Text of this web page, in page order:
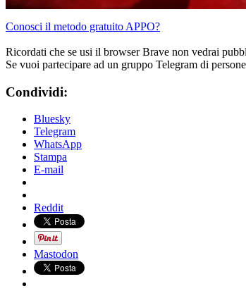
Conosci il metodo gratuito APPO?
Ricordati che se usi il browser Brave non vedrai
Se vuoi partecipare ad un gruppo Telegram di
Condividi:
Bluesky
Telegram
WhatsApp
Stampa
E-mail
Reddit
Mastodon